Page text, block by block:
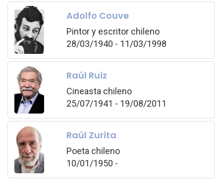
Adolfo Couve
Pintor y escritor chileno
28/03/1940 - 11/03/1998
Raúl Ruiz
Cineasta chileno
25/07/1941 - 19/08/2011
Raúl Zurita
Poeta chileno
10/01/1950 -